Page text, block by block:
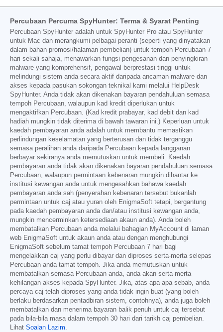
Percubaan Percuma SpyHunter: Terma & Syarat Penting
Percubaan SpyHunter adalah untuk SpyHunter Pro atau SpyHunter
untuk Mac dan merangkumi pelbagai peranti (seperti yang dinyatakan
dalam bahan promosi/halaman pembelian) untuk tempoh Percubaan 7
hari sekali sahaja, menawarkan fungsi pengesanan dan penyingkiran
malware yang komprehensif, pengawal berprestasi tinggi untuk
melindungi sistem anda secara aktif daripada ancaman malware dan
akses kepada pasukan sokongan teknikal kami melalui HelpDesk
SpyHunter. Anda tidak akan dikenakan bayaran pendahuluan semasa
tempoh Percubaan, walaupun kad kredit diperlukan untuk
mengaktifkan Percubaan. (Kad kredit prabayar, kad debit dan kad
hadiah mungkin tidak diterima di bawah tawaran ini.) Keperluan untuk
kaedah pembayaran anda adalah untuk membantu memastikan
perlindungan keselamatan yang berterusan dan tidak terganggu
semasa peralihan anda daripada Percubaan kepada langganan
berbayar sekiranya anda memutuskan untuk membeli. Kaedah
pembayaran anda tidak akan dikenakan bayaran pendahuluan semasa
Percubaan, walaupun permintaan kebenaran mungkin dihantar ke
institusi kewangan anda untuk mengesahkan bahawa kaedah
pembayaran anda sah (penyerahan kebenaran tersebut bukanlah
permintaan untuk caj atau yuran oleh EnigmaSoft tetapi, bergantung
pada kaedah pembayaran anda dan/atau institusi kewangan anda,
mungkin mencerminkan ketersediaan akaun anda). Anda boleh
membatalkan Percubaan anda melalui bahagian MyAccount di laman
web EnigmaSoft untuk akaun anda atau dengan menghubungi
EnigmaSoft sebelum tamat tempoh Percubaan 7 hari bagi
mengelakkan caj yang perlu dibayar dan diproses serta-merta selepas
Percubaan anda tamat tempoh. Jika anda memutuskan untuk
membatalkan semasa Percubaan anda, anda akan serta-merta
kehilangan akses kepada SpyHunter. Jika, atas apa-apa sebab, anda
percaya caj telah diproses yang anda tidak ingin buat (yang boleh
berlaku berdasarkan pentadbiran sistem, contohnya), anda juga boleh
membatalkan dan menerima bayaran balik penuh untuk caj tersebut
pada bila-bila masa dalam tempoh 30 hari dari tarikh caj pembelian.
Lihat Soalan Lazim.